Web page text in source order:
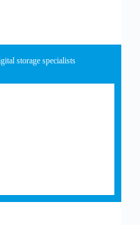
storage specialists